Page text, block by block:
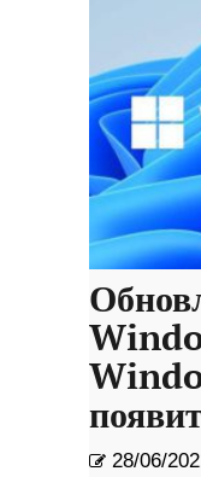
28/06/